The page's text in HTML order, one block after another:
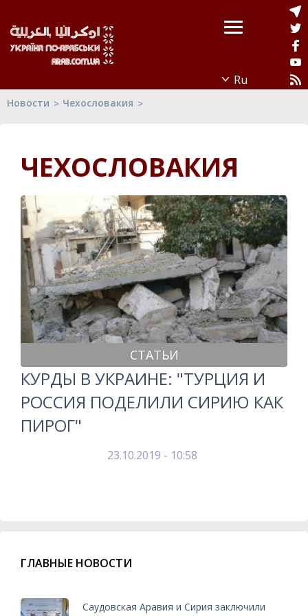
Новости Чехословакия
ЧЕХОСЛОВАКИЯ
СТАТЬИ
КУРДЫ В УКРАИНЕ: "ТУРЦИЯ И
РОССИЯ ПОДЕЛИЛИ СИРИЮ КАК
ПИРОГ"
23.10.2019 - 10:58
ГЛАВНЫЕ НОВОСТИ
Саудовская Аравия и Сирия заключили